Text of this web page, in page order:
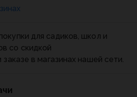
для садиков, школ и
со скидкой
в магазинах нашей сети.